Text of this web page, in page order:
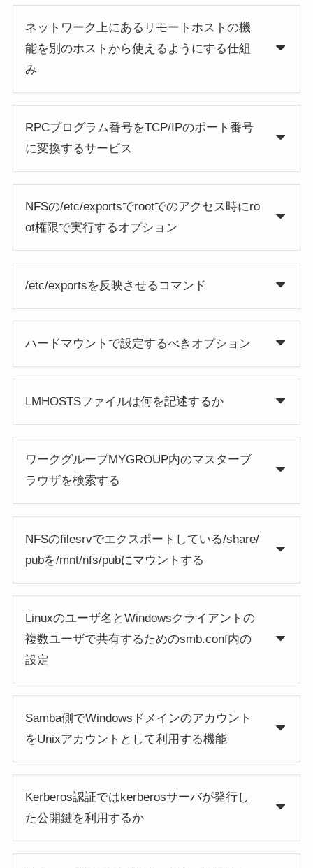
ネットワーク上にあるリモートホストの機
能を別のホストから使えるようにする仕組
み
RPCプログラム番号をTCP/IPのポート番号
に変換するサービス
NFSの/etc/exportsでrootでのアクセス時にro
ot権限で実行するオプション
/etc/exportsを反映させるコマンド
ハードマウントで設定するべきオプション
LMHOSTSファイルは何を記述するか
ワークグループMYGROUP内のマスターブ
ラウザを検索する
NFSのfilesrvでエクスポートしている/share/
pubを/mnt/nfs/pubにマウントする
Linuxのユーザ名とWindowsクライアントの
複数ユーザで共有するためのsmb.conf内の
設定
Samba側でWindowsドメインのアカウント
をUnixアカウントとして利用する機能
Kerberos認証ではkerberosサーバが発行し
た公開鍵を利用するか